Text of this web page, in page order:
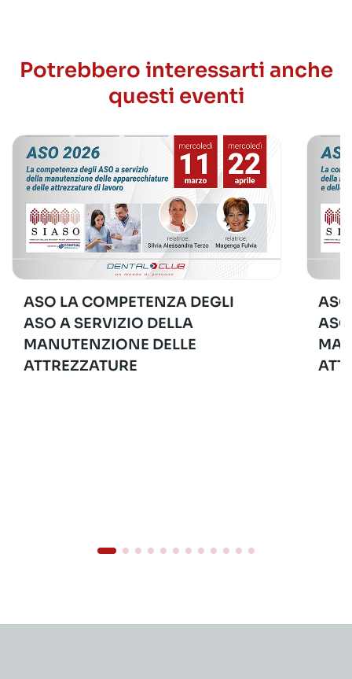
Potrebbero interessarti anche
questi eventi
ASO LA COMPETENZA DEGLI
ASO A SERVIZIO DELLA
MANUTENZIONE DELLE
ATTREZZATURE